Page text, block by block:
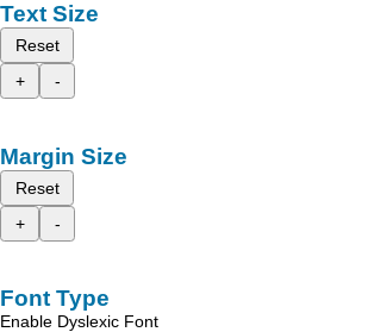
Text Size
Reset
+
-
Margin Size
Reset
+
-
Font Type
Enable Dyslexic Font